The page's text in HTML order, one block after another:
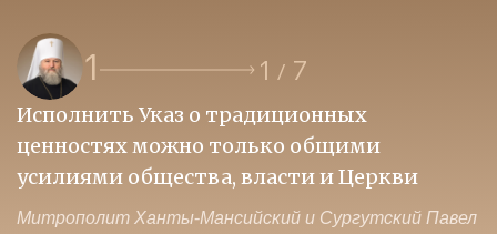
1 1 / 7
Исполнить Указ о традиционных
ценностях можно только общими
усилиями общества, власти и Церкви
Митрополит Ханты-Мансийский и Сургутский Павел